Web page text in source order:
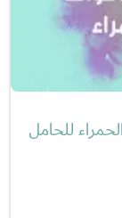
"مصنع